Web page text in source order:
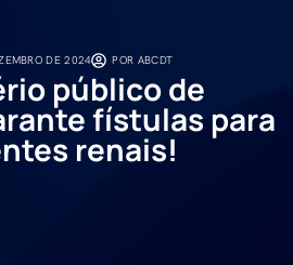
DE 2024 POR ABCDT
público de
fístulas para
renais!